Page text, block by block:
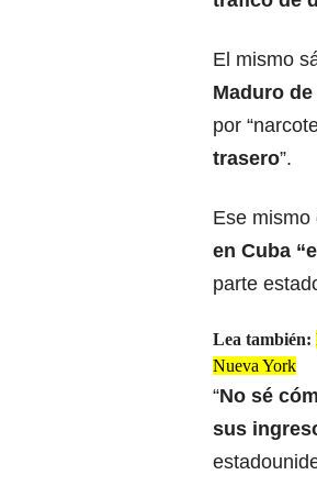
El mismo
Maduro
por
trasero”.
Ese mismo
en Cuba
parte
Lea también:
Nueva York
“No sé
sus